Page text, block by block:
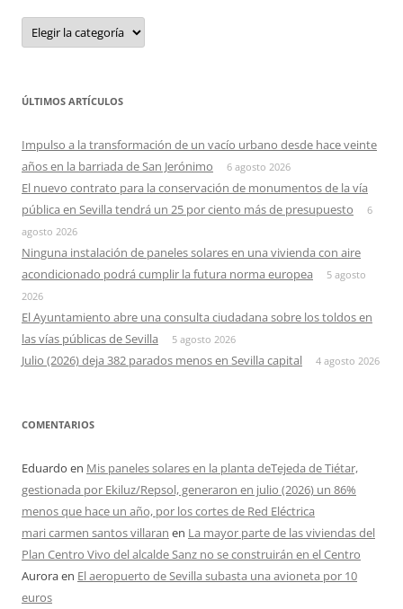
Categorias
ÚLTIMOS ARTÍCULOS
Impulso a la transformación de un vacío urbano desde hace veinte
años en la barriada de San Jerónimo
6 agosto 2026
El nuevo contrato para la conservación de monumentos de la vía
pública en Sevilla tendrá un 25 por ciento más de presupuesto
6
agosto 2026
Ninguna instalación de paneles solares en una vivienda con aire
acondicionado podrá cumplir la futura norma europea
5 agosto
2026
El Ayuntamiento abre una consulta ciudadana sobre los toldos en
las vías públicas de Sevilla
5 agosto 2026
Julio (2026) deja 382 parados menos en Sevilla capital 4 agosto 2026
COMENTARIOS
Eduardo en Mis paneles solares en la planta deTejeda de Tiétar,
gestionada por Ekiluz/Repsol, generaron en julio (2026) un 86%
menos que hace un año, por los cortes de Red Eléctrica
mari carmen santos villaran en La mayor parte de las viviendas del
Plan Centro Vivo del alcalde Sanz no se construirán en el Centro
Auroraen El aeropuerto de Sevilla subasta una avioneta por 10
euros